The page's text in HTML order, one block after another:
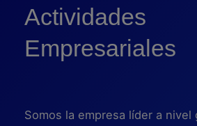
Actividades
Empresariales
Somos la empresa líder a nivel